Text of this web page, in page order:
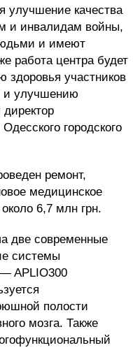
улучшение качества
и инвалидам войны,
и имеют
работа центра будет
здоровья участников
и улучшению
городского
ремонт,
медицинское
6,7 млн грн.
две современные
системы
APLIO300
полости
мозга. Также